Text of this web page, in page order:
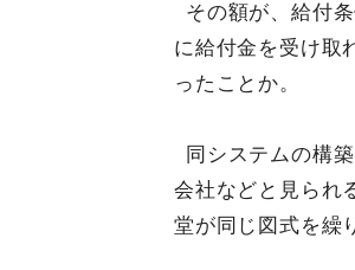
その額が、給付
に給付金を受け取
ったことか。
同システムの構
会社などと見られ
堂が同じ図式を繰